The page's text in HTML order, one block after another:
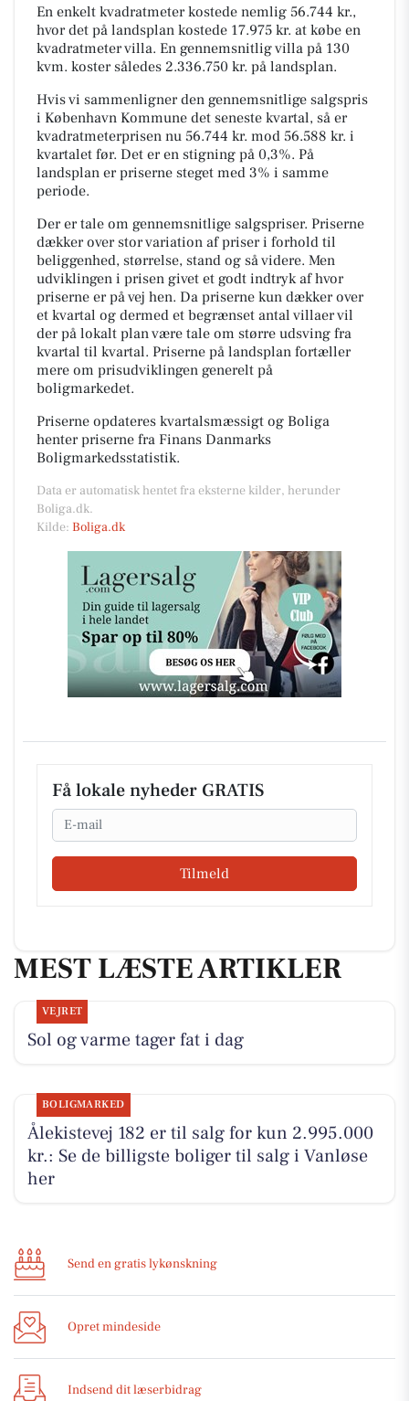
En enkelt kvadratmeter kostede nemlig 56.744 kr.,
hvor det på landsplan kostede 17.975 kr. at købe en
kvadratmeter villa. En gennemsnitlig villa på 130
kvm. koster således 2.336.750 kr. på landsplan.
Hvis vi sammenligner den gennemsnitlige salgspris
i København Kommune det seneste kvartal, så er
kvadratmeterprisen nu 56.744 kr. mod 56.588 kr. i
kvartalet før. Det er en stigning på 0,3%. På
landsplan er priserne steget med 3% i samme
periode.
Der er tale om gennemsnitlige salgspriser. Priserne
dækker over stor variation af priser i forhold til
beliggenhed, størrelse, stand og så videre. Men
udviklingen i prisen givet et godt indtryk af hvor
priserne er på vej hen. Da priserne kun dækker over
et kvartal og dermed et begrænset antal villaer vil
der på lokalt plan være tale om større udsving fra
kvartal til kvartal. Priserne på landsplan fortæller
mere om prisudviklingen generelt på
boligmarkedet.
Priserne opdateres kvartalsmæssigt og Boliga
henter priserne fra Finans Danmarks
Boligmarkedsstatistik.
Data er automatisk hentet fra eksterne kilder, herunder
Boliga.dk.
Kilde: Boliga.dk
Få lokale nyheder GRATIS
Email
Tilmeld
MEST LÆSTE ARTIKLER
VEJRET
Sol og varme tager fat i dag
BOLIGMARKED
Ålekistevej 182 er til salg for kun 2.995.000
kr.: Se de billigste boliger til salg i Vanløse
her
Send en gratis lykønskning
Opret mindeside
Indsend dit læserbidrag